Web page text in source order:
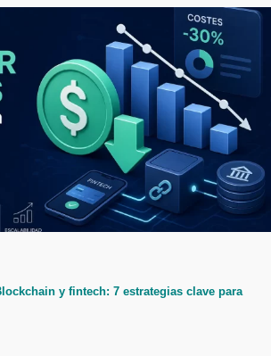
y fintech: 7 estrategias clave para